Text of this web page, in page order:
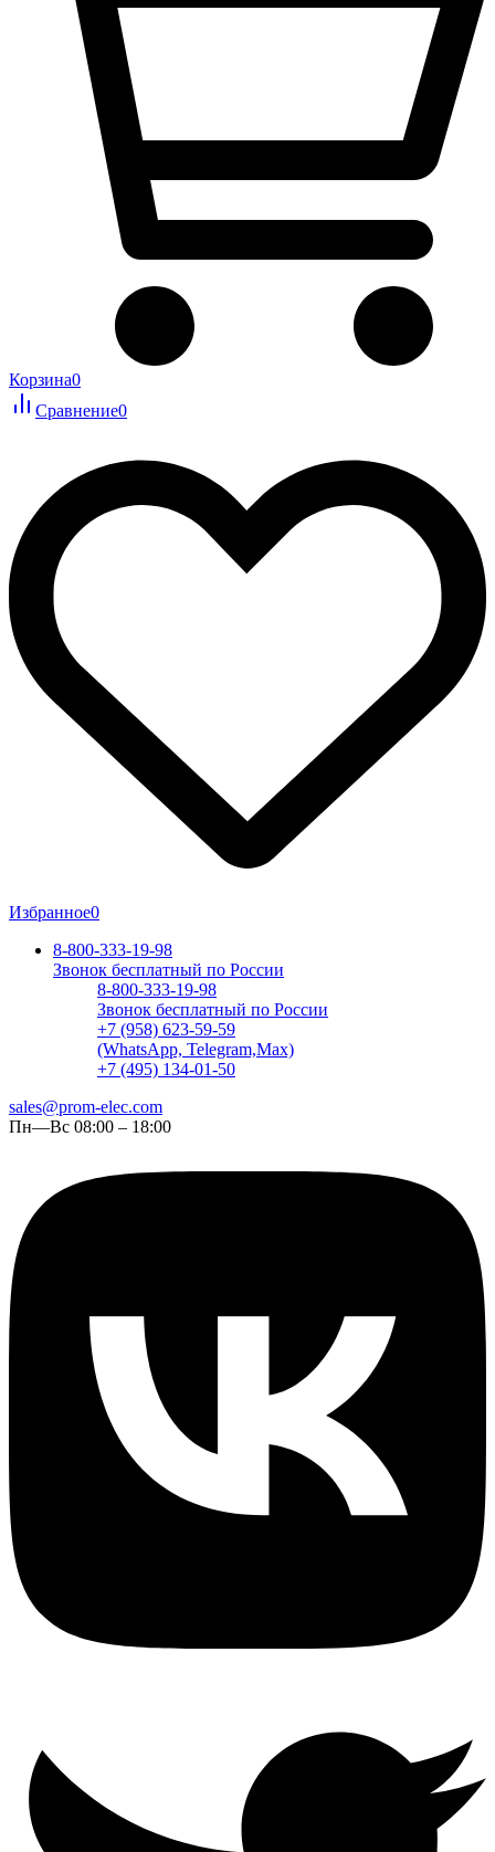
Корзина0
Сравнение0
Избранное0
8-800-333-19-98
Звонок бесплатный по России
8-800-333-19-98
Звонок бесплатный по России
+7 (958) 623-59-59
(WhatsApp, Telegram,Max)
+7 (495) 134-01-50
sales@prom-elec.com
Пн—Вс 08:00 – 18:00